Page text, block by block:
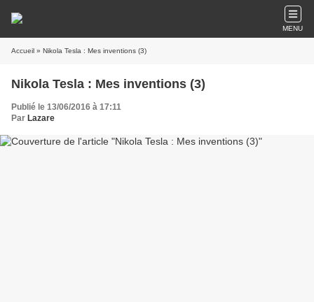
MENU
Accueil » Nikola Tesla : Mes inventions (3)
Nikola Tesla : Mes inventions (3)
Publié le 13/06/2016 à 17:11
Par Lazare